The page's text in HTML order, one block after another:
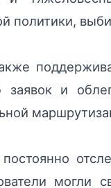
политики,
заявок и
могли